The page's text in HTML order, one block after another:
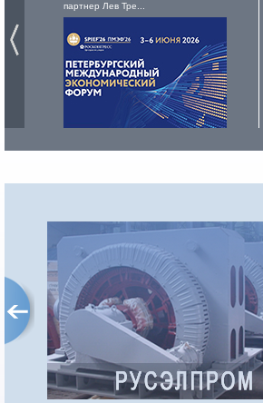
партнер Лев Тре...
РУСЭЛПРОМ
Российский
концерн входит в число
российского
Концерн основан в 1991 году
объединяет 12
предприятий
Адрес интернет-сайта:
http://www.ruselprom.ru/